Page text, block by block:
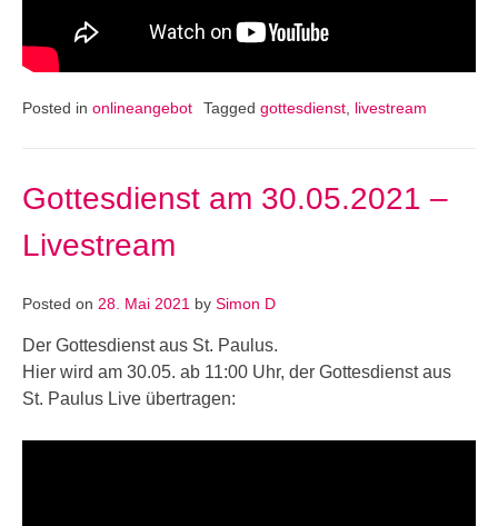
Posted in onlineangebot Tagged gottesdienst, livestream
Gottesdienst am 30.05.2021 –
Livestream
Posted on 28. Mai 2021 by Simon D
Der Gottesdienst aus St. Paulus.
Hier wird am 30.05. ab 11:00 Uhr, der Gottesdienst aus
St. Paulus Live übertragen: